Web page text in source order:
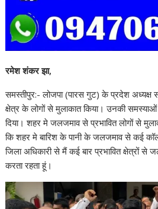
रमेश शंकर झा,
समस्तीपुर:- लोजपा (पारस गुट) के प्रदेश अध्यक्ष
क्षेत्र के लोगों से मुलाकात किया। उनकी
दिया। शहर मे जलजमाव से प्रभावित लोगों से
कि शहर मे बारिश के पानी के जलजमाव से कई
जिला अधिकारी से मैं कई बार प्रभावित क्षेत्रों से
करता रहता हूं।